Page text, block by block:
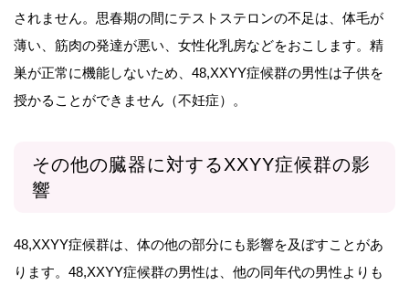
されません。思春期の間にテストステロンの不足は、体毛が
薄い、筋肉の発達が悪い、女性化乳房などをおこします。精
巣が正常に機能しないため、48,XXYY症候群の男性は子供を
授かることができません（不妊症）。
その他の臓器に対するXXYY症候群の影
響
48,XXYY症候群は、体の他の部分にも影響を及ぼすことがあ
ります。48,XXYY症候群の男性は、他の同年代の男性よりも